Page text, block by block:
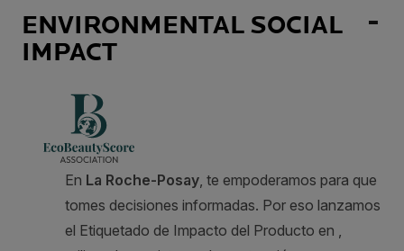
ENVIRONMENTAL SOCIAL
IMPACT